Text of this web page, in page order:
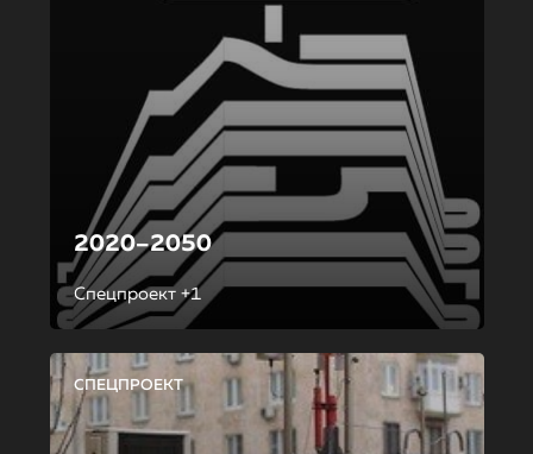
2020–2050
Спецпроект +1
СПЕЦПРОЕКТ